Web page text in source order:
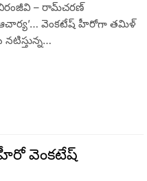
చిరంజీవి – రామ్‌చరణ్‌
వెంకటేష్ హీరోగా త‌మిళ్
వెంక‌టేష్